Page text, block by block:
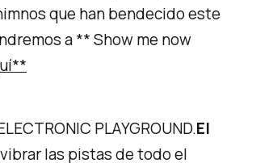
que han bendecido este
a ** Show me now
PLAYGROUND.El
las pistas de todo el